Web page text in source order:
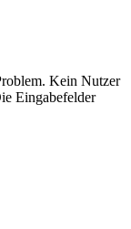
Kein Nutzer
Eingabefelder